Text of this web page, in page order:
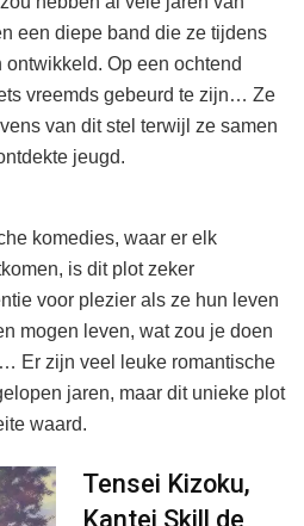
een diepe band die ze tijdens
Op een ochtend
vreemds gebeurd te zijn… Ze
van dit stel terwijl ze samen
jeugd.
komedies, waar er elk
is dit plot zeker
voor plezier als ze hun leven
mogen leven, wat zou je doen
Er zijn veel leuke romantische
jaren, maar dit unieke plot
waard.
Tensei Kizoku,
Kantei Skill de